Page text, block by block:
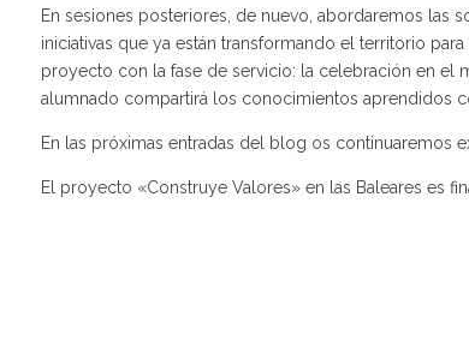
En sesiones posteriores, de nuevo, abordaremos las
iniciativas que ya están transformando el territorio
proyecto con la fase de servicio: la celebración en el
alumnado compartirá los conocimientos aprendidos
En las próximas entradas del blog os continuaremos
El proyecto «Construye Valores» en las Baleares es